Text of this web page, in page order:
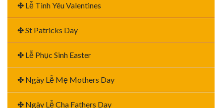
✤ Lễ Tình Yêu Valentines
✤ St Patricks Day
✤ Lễ Phục Sinh Easter
✤ Ngày Lễ Mẹ Mothers Day
✤ Ngày Lễ Cha Fathers Day